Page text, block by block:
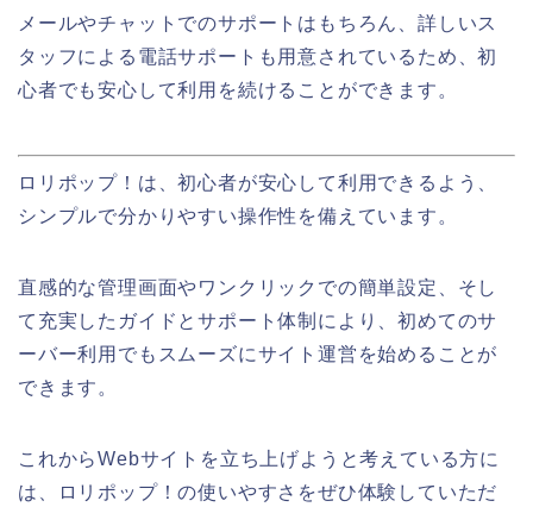
メールやチャットでのサポートはもちろん、詳しいス
タッフによる電話サポートも用意されているため、初
心者でも安心して利用を続けることができます。
ロリポップ！は、初心者が安心して利用できるよう、
シンプルで分かりやすい操作性を備えています。
直感的な管理画面やワンクリックでの簡単設定、そし
て充実したガイドとサポート体制により、初めてのサ
ーバー利用でもスムーズにサイト運営を始めることが
できます。
これからWebサイトを立ち上げようと考えている方に
は、ロリポップ！の使いやすさをぜひ体験していただ